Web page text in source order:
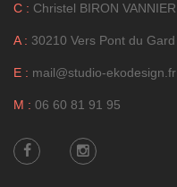
C : Christel BIRON VANNIER
A : 30210 Vers Pont du Gard
E : mail@studio-ekodesign.fr
M : 06 60 81 91 95